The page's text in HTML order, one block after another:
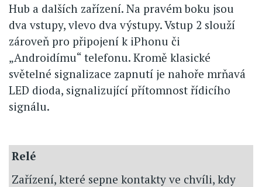
Hub a dalších zařízení. Na pravém boku jsou
dva vstupy, vlevo dva výstupy. Vstup 2 slouží
zároveň pro připojení k iPhonu či
„Androidímu“ telefonu. Kromě klasické
světelné signalizace zapnutí je nahoře mrňavá
LED dioda, signalizující přítomnost řídicího
signálu.
Relé
Zařízení, které sepne kontakty ve chvíli, kdy